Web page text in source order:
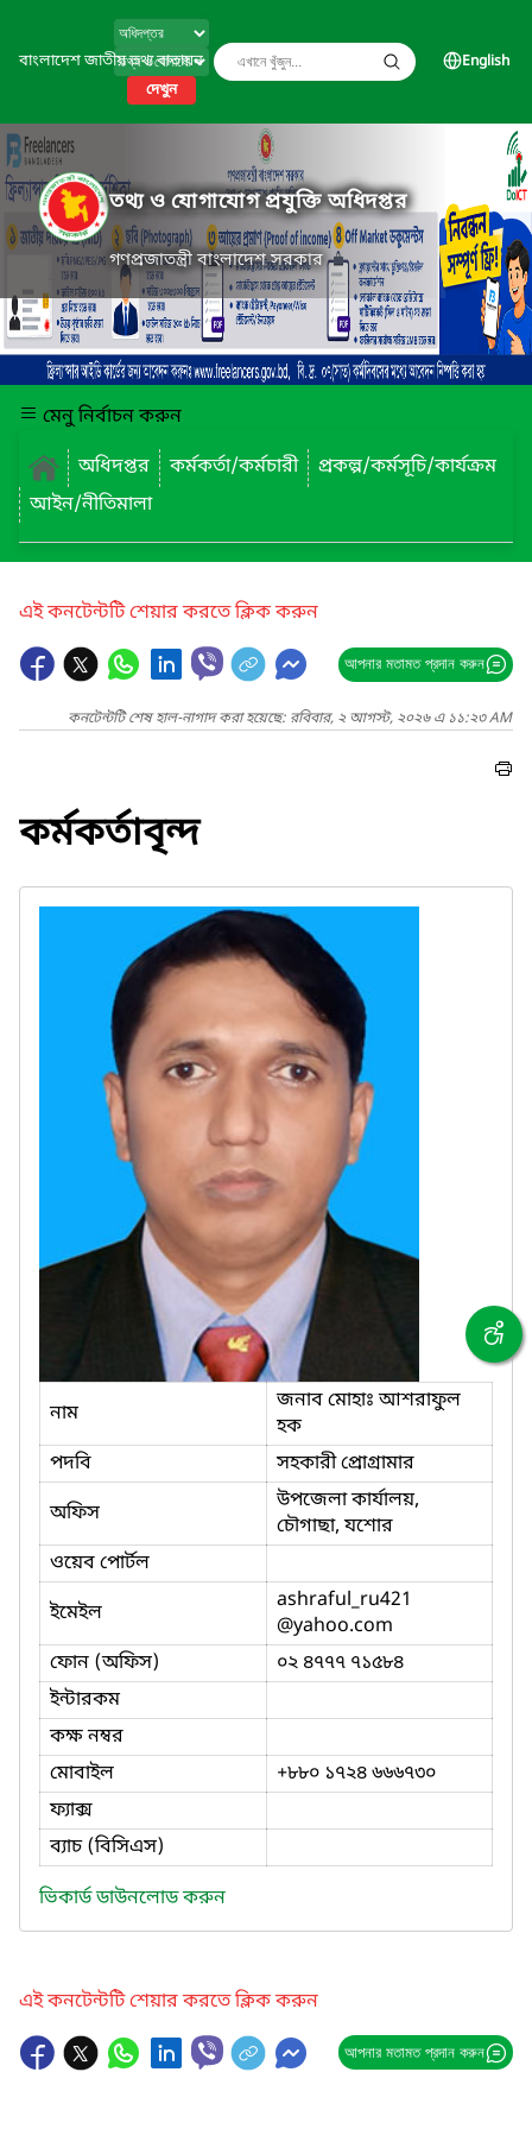
বাংলাদেশ জাতীয় তথ্য বাতায়ন
দেখুন
English
তথ্য ও যোগাযোগ প্রযুক্তি অধিদপ্তর
গণপ্রজাতন্ত্রী বাংলাদেশ সরকার
মেনু নির্বাচন করুন
অধিদপ্তর
কর্মকর্তা/কর্মচারী
প্রকল্প/কর্মসূচি/কার্যক্রম
আইন/নীতিমালা
এই কনটেন্টটি শেয়ার করতে ক্লিক করুন
আপনার মতামত প্রদান করুন
কনটেন্টটি শেষ হাল-নাগাদ করা হয়েছে: রবিবার, ২ আগস্ট, ২০২৬ এ ১১:২৩ AM
কর্মকর্তাবৃন্দ
নাম
জনাব মোহাঃ আশরাফুল
হক
পদবি
সহকারী প্রোগ্রামার
অফিস
উপজেলা কার্যালয়,
চৌগাছা, যশোর
ওয়েব পোর্টল
ইমেইল
ashraful_ru421
@yahoo.com
ফোন (অফিস)
০২ ৪৭৭৭ ৭১৫৮৪
ইন্টারকম
কক্ষ নম্বর
মোবাইল
+৮৮০ ১৭২৪ ৬৬৬৭৩০
ফ্যাক্স
ব্যাচ (বিসিএস)
ভিকার্ড ডাউনলোড করুন
এই কনটেন্টটি শেয়ার করতে ক্লিক করুন
আপনার মতামত প্রদান করুন